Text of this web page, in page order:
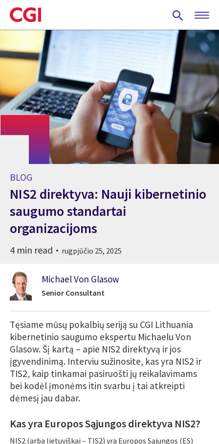
Skip
to
main
BLOG
NIS2 direktyva: Nauji kibernetinio
saugumo standartai
organizacijoms
4 min read rugpjūčio 25, 2025
Michael Von Glasow
Senior Consultant
Tęsiame mūsų pokalbių seriją su CGI Lithuania
kibernetinio saugumo ekspertu Michaelu Von
Glasow. Šį kartą – apie NIS2 direktyvą ir jos
įgyvendinimą. Interviu sužinosite, kas yra NIS2 ir
TIS2, kaip tinkamai pasiruošti jų reikalavimams
bei kodėl įmonėms itin svarbu į tai atkreipti
dėmesį jau dabar.
Kas yra Europos Sąjungos direktyva NIS2?
NIS2 (arba lietuviškai – TIS2) yra Europos Sąjungos (ES)